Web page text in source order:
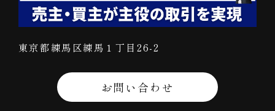
東京都練馬区練馬１丁目26-2
お問い合わせ